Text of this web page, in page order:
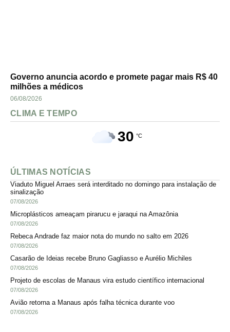
Governo anuncia acordo e promete pagar mais R$ 40
milhões a médicos
06/08/2026
CLIMA E TEMPO
30 °C
ÚLTIMAS NOTÍCIAS
Viaduto Miguel Arraes será interditado no domingo para instalação de
sinalização
07/08/2026
Microplásticos ameaçam pirarucu e jaraqui na Amazônia
07/08/2026
Rebeca Andrade faz maior nota do mundo no salto em 2026
07/08/2026
Casarão de Ideias recebe Bruno Gagliasso e Aurélio Michiles
07/08/2026
Projeto de escolas de Manaus vira estudo científico internacional
07/08/2026
Avião retorna a Manaus após falha técnica durante voo
07/08/2026